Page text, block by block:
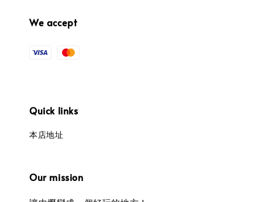
We accept
Quick links
本店地址
Our mission